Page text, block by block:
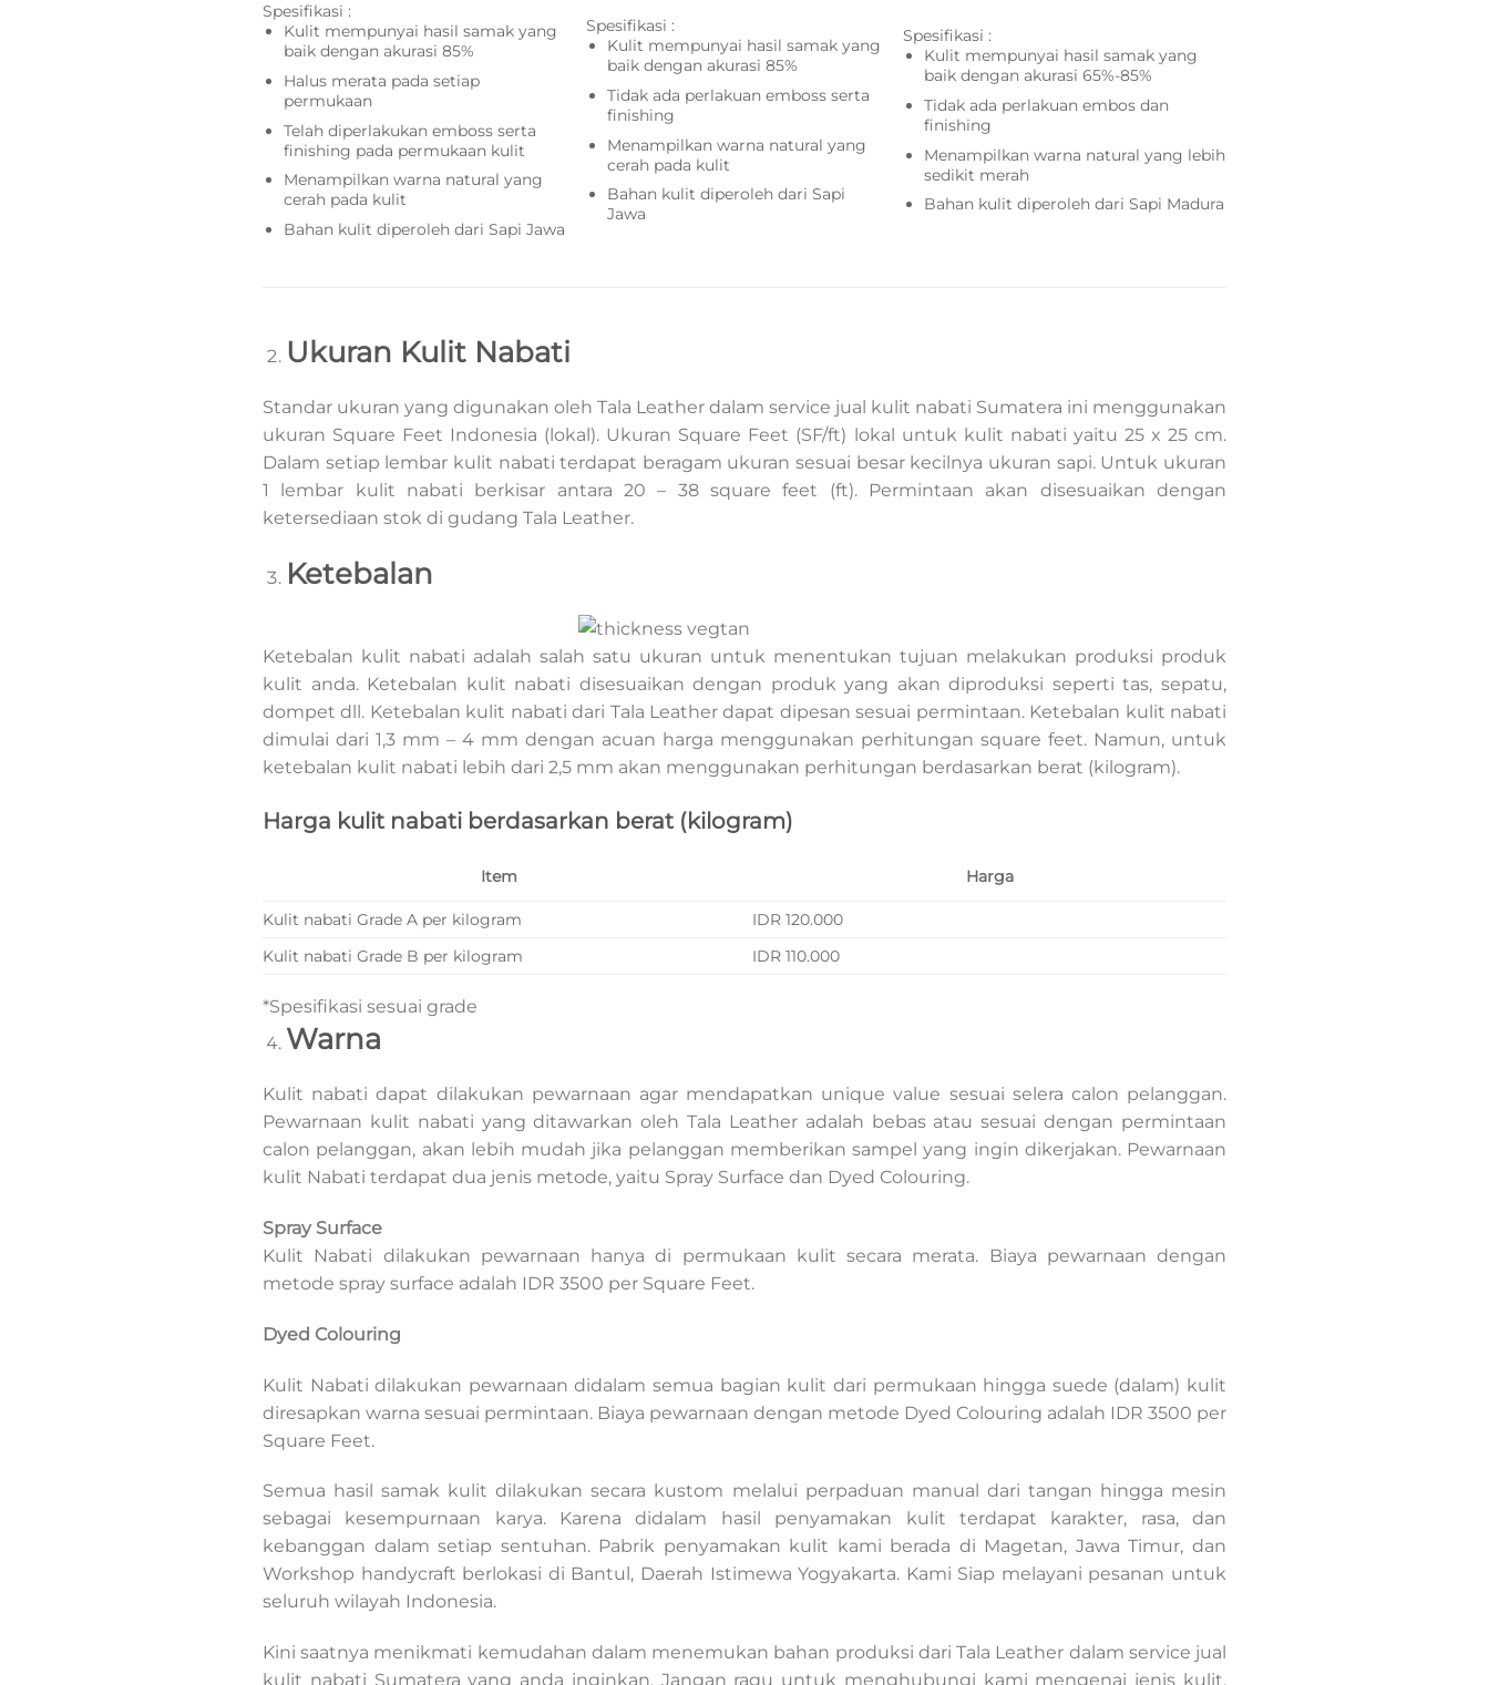
Spesifikasi :
Kulit mempunyai hasil samak yang
baik dengan akurasi 85%
Halus merata pada setiap
permukaan
Telah diperlakukan emboss serta
finishing pada permukaan kulit
Menampilkan warna natural yang
cerah pada kulit
Bahan kulit diperoleh dari Sapi Jawa
Spesifikasi :
Kulit mempunyai hasil samak yang
baik dengan akurasi 85%
Tidak ada perlakuan emboss serta
finishing
Menampilkan warna natural yang
cerah pada kulit
Bahan kulit diperoleh dari Sapi
Jawa
Spesifikasi :
Kulit mempunyai hasil samak yang
baik dengan akurasi 65%-85%
Tidak ada perlakuan embos dan
finishing
Menampilkan warna natural yang lebih
sedikit merah
Bahan kulit diperoleh dari Sapi Madura
Ukuran Kulit Nabati
Standar ukuran yang digunakan oleh Tala Leather dalam service jual kulit nabati Sumatera ini menggunakan
ukuran Square Feet Indonesia (lokal). Ukuran Square Feet (SF/ft) lokal untuk kulit nabati yaitu 25 x 25 cm.
Dalam setiap lembar kulit nabati terdapat beragam ukuran sesuai besar kecilnya ukuran sapi. Untuk ukuran
1 lembar kulit nabati berkisar antara 20 – 38 square feet (ft). Permintaan akan disesuaikan dengan
ketersediaan stok di gudang Tala Leather.
Ketebalan
Ketebalan kulit nabati adalah salah satu ukuran untuk menentukan tujuan melakukan produksi produk
kulit anda. Ketebalan kulit nabati disesuaikan dengan produk yang akan diproduksi seperti tas, sepatu,
dompet dll. Ketebalan kulit nabati dari Tala Leather dapat dipesan sesuai permintaan. Ketebalan kulit nabati
dimulai dari 1,3 mm – 4 mm dengan acuan harga menggunakan perhitungan square feet. Namun, untuk
ketebalan kulit nabati lebih dari 2,5 mm akan menggunakan perhitungan berdasarkan berat (kilogram).
Harga kulit nabati berdasarkan berat (kilogram)
Item Harga
Kulit nabati Grade A per kilogram
IDR 120.000
Kulit nabati Grade B per kilogram
IDR 110.000
*Spesifikasi sesuai grade
Warna
Kulit nabati dapat dilakukan pewarnaan agar mendapatkan unique value sesuai selera calon pelanggan.
Pewarnaan kulit nabati yang ditawarkan oleh Tala Leather adalah bebas atau sesuai dengan permintaan
calon pelanggan, akan lebih mudah jika pelanggan memberikan sampel yang ingin dikerjakan. Pewarnaan
kulit Nabati terdapat dua jenis metode, yaitu Spray Surface dan Dyed Colouring.
Spray Surface
Kulit Nabati dilakukan pewarnaan hanya di permukaan kulit secara merata. Biaya pewarnaan dengan
metode spray surface adalah IDR 3500 per Square Feet.
Dyed Colouring
Kulit Nabati dilakukan pewarnaan didalam semua bagian kulit dari permukaan hingga suede (dalam) kulit
diresapkan warna sesuai permintaan. Biaya pewarnaan dengan metode Dyed Colouring adalah IDR 3500 per
Square Feet.
Semua hasil samak kulit dilakukan secara kustom melalui perpaduan manual dari tangan hingga mesin
sebagai kesempurnaan karya. Karena didalam hasil penyamakan kulit terdapat karakter, rasa, dan
kebanggan dalam setiap sentuhan. Pabrik penyamakan kulit kami berada di Magetan, Jawa Timur, dan
Workshop handycraft berlokasi di Bantul, Daerah Istimewa Yogyakarta. Kami Siap melayani pesanan untuk
seluruh wilayah Indonesia.
Kini saatnya menikmati kemudahan dalam menemukan bahan produksi dari Tala Leather dalam service jual
kulit nabati Sumatera yang anda inginkan. Jangan ragu untuk menghubungi kami mengenai jenis kulit,